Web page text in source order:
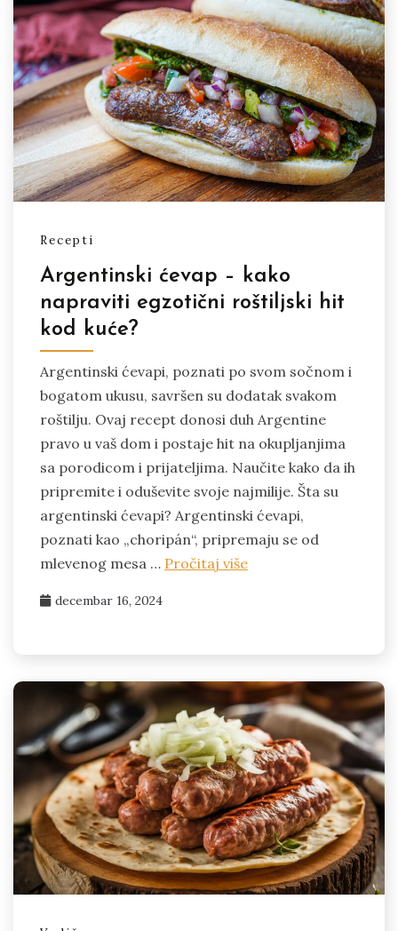
Recepti
Argentinski ćevap – kako
napraviti egzotični roštiljski hit
kod kuće?
Argentinski ćevapi, poznati po svom sočnom i
bogatom ukusu, savršen su dodatak svakom
roštilju. Ovaj recept donosi duh Argentine
pravo u vaš dom i postaje hit na okupljanjima
sa porodicom i prijateljima. Naučite kako da ih
pripremite i oduševite svoje najmilije. Šta su
argentinski ćevapi? Argentinski ćevapi,
poznati kao „choripán“, pripremaju se od
mlevenog mesa … Pročitaj više
decembar 16, 2024